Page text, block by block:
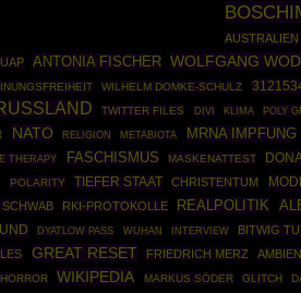
AUSTRALIEN
UAP ANTONIA FISCHER WOLFGANG
WILHELM DOMKE-SCHULZ
TWITTER FILES DIVI KLIMA POLY
NATO RELIGION METABIOTA MRNA IMPFUNG
THERAPY FASCHISMUS MASKENATTEST
POLARITY TIEFER STAAT CHRISTENTUM
RKI-PROTOKOLLE REALPOLITIK
DYATLOW PASS WUHAN INTERVIEW BITWIG
GREAT RESET FRIEDRICH MERZ
HORROR WIKIPEDIA MARKUS SÖDER GLITCH